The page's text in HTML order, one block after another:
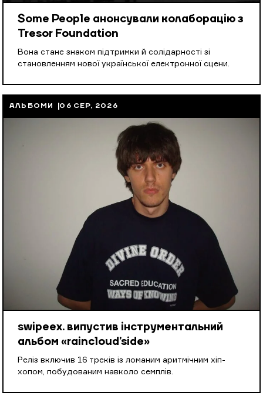
Some People анонсували колаборацію з
Tresor Foundation
Вона стане знаком підтримки й солідарності зі
становленням нової української електронної сцени.
АЛЬБОМИ 06 СЕР, 2026
swipeex. випустив інструментальний
альбом «raincloud’side»
Реліз включив 16 треків із ломаним аритмічним хіп-
хопом, побудованим навколо семплів.